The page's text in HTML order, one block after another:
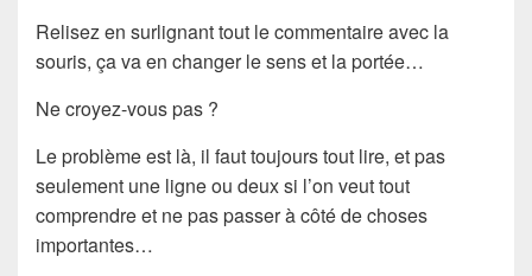
Relisez en surlignant tout le commentaire avec la
souris, ça va en changer le sens et la portée…
Ne croyez-vous pas ?
Le problème est là, il faut toujours tout lire, et pas
seulement une ligne ou deux si l’on veut tout
comprendre et ne pas passer à côté de choses
importantes…